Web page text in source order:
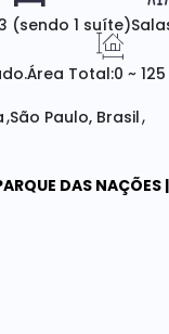
(sendo 1 suíte)
Área Total:0 ~
São Paulo, Brasil
DAS